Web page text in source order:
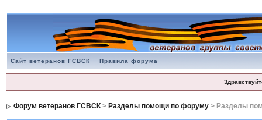
Сайт ветеранов ГСВСК Правила форума
Форум ветеранов ГСВСК> Разделы помощи по форуму> Разделы